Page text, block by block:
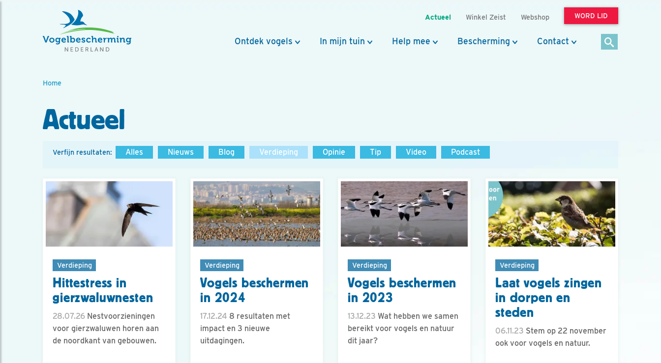
Actueel Winkel Zeist Webshop WORD LID
Ontdek vogels In mijn tuin Help mee Bescherming Contact
Home
Actueel
Verfijn resultaten: Alles Nieuws Blog Verdieping Opinie Tip Video Podcast
Verdieping
Hittestress in
gierzwaluwnesten
28.07.26 Nestvoorzieningen
voor gierzwaluwen horen aan
de noordkant van gebouwen.
Verdieping
Vogels beschermen
in 2024
17.12.24 8 resultaten met
impact en 3 nieuwe
uitdagingen.
Verdieping
Vogels beschermen
in 2023
13.12.23 Wat hebben we samen
bereikt voor vogels en natuur
dit jaar?
Verdieping
Laat vogels zingen
in dorpen en
steden
06.11.23 Stem op 22 november
ook voor vogels en natuur.